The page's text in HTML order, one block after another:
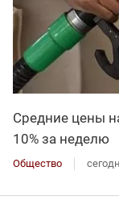
Средние цены
10% за неделю
Общество